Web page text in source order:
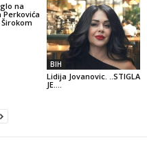
na
BIH
Lidija Jovanovic. ..STIGLA
JE….